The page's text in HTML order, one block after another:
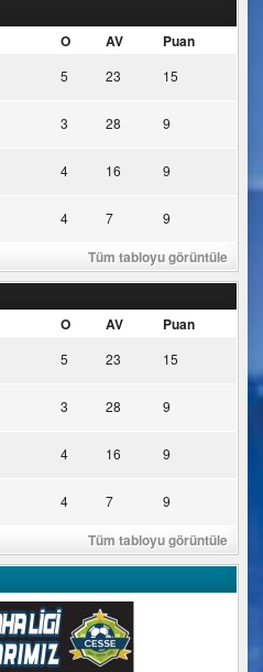
O AV Puan
5 23 15
3 28 9
4 16 9
4 7 9
Tüm tabloyu görüntüle
O AV Puan
5 23 15
3 28 9
4 16 9
4 7 9
Tüm tabloyu görüntüle